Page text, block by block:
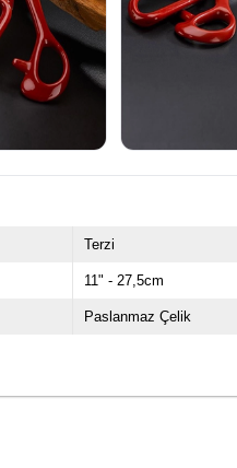
Terzi
11" - 27,5cm
Paslanmaz Çelik